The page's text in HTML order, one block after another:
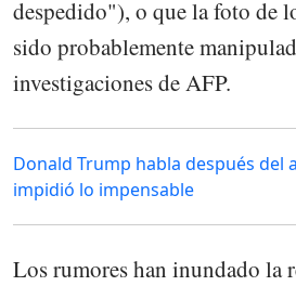
despedido"), o que la foto de
sido probablemente
investigaciones de AFP.
Donald Trump habla después del
impidió lo impensable
Los rumores han inundado la